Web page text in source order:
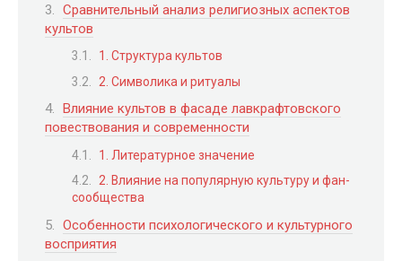
Сравнительный анализ религиозных аспектов
культов
1. Структура культов
2. Символика и ритуалы
Влияние культов в фасаде лавкрафтовского
повествования и современности
1. Литературное значение
2. Влияние на популярную культуру и фан-
сообщества
Особенности психологического и культурного
восприятия